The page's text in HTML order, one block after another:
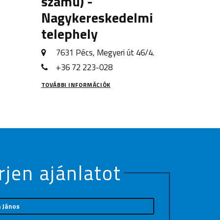
Nagykereskedelmi
telephely
7631 Pécs, Megyeri út 46/4.
+36 72 223-028
TOVÁBBI INFORMÁCIÓK
ajánlatot